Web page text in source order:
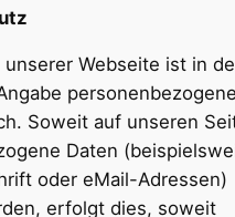
unserer Webseite ist in
Soweit auf unseren
Daten
oder eMail-Adressen)
erfolgt dies, soweit